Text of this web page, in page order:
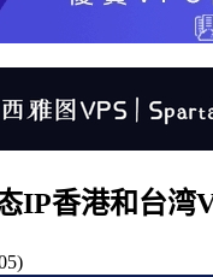
IP香港和台湾